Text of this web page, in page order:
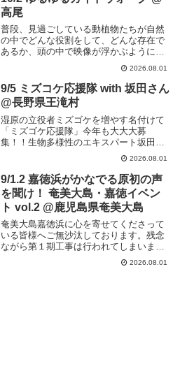
高尾
普段、見過ごしている動植物たちが自然
の中でどんな役割をして、どんな存在で
あるか、頭の中で映像が浮かぶように自
然界のつながりを楽しく丁寧にお話しし
ながらのガイドウォークです。子供たち
にもわかりやすいお話しにひょうたん一
家もすっかり坂田さんの大ファン！
2026.08.01
9/5 ミズコケ応援隊 with 坂田さん
@長野県王滝村
湿原の立役者ミズゴケを増やす名付けて
「ミズゴケ応援隊」今年も大大大募
集！！生物多様性のエキスパート坂田マ
サコさんと一緒に水苔応援隊の活動をし
ます。是非、雄大な御嶽山で一緒に、作
業しましょう！！神田再生！！！
2026.08.01
9/1.2 嘉徳浜がかなでる原初の声
を聞け！ 奄美大島・嘉徳イベン
ト vol.2 @鹿児島県奄美大島
奄美大島嘉徳浜に心を寄せてくださって
いる皆様へご無沙汰しております。残念
ながら第１期工事は行われてしまいまし
たが、私たちは引き続き活動を行ってい
きます。本日は準備中の段階ですが、今
2026.08.01